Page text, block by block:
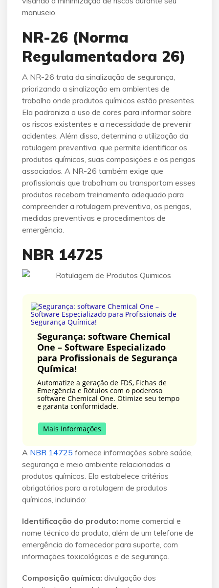
manuseio.
NR-26 (Norma
Regulamentadora 26)
A NR-26 trata da sinalização de segurança,
priorizando a sinalização em ambientes de
trabalho onde produtos químicos estão presentes.
Ela padroniza o uso de cores para informar sobre
os riscos existentes e a necessidade de prevenir
acidentes. Além disso, determina a utilização da
rotulagem preventiva, que permite identificar os
produtos químicos, suas composições e os perigos
associados. A NR-26 também exige que
profissionais que trabalham ou transportam esses
produtos recebam treinamento adequado para
compreender a rotulagem preventiva, os perigos,
medidas preventivas e procedimentos de
emergência.
NBR 14725
Segurança: software Chemical
One – Software Especializado
para Profissionais de Segurança
Química!
Automatize a geração de FDS, Fichas de
Emergência e Rótulos com o poderoso
software Chemical One. Otimize seu tempo
e garanta conformidade.
Mais Informações
A NBR 14725 fornece informações sobre saúde,
segurança e meio ambiente relacionadas a
produtos químicos. Ela estabelece critérios
obrigatórios para a rotulagem de produtos
químicos, incluindo:
Identificação do produto: nome comercial e
nome técnico do produto, além de um telefone de
emergência do fornecedor para suporte, com
informações toxicológicas e de segurança.
Composição química: divulgação dos